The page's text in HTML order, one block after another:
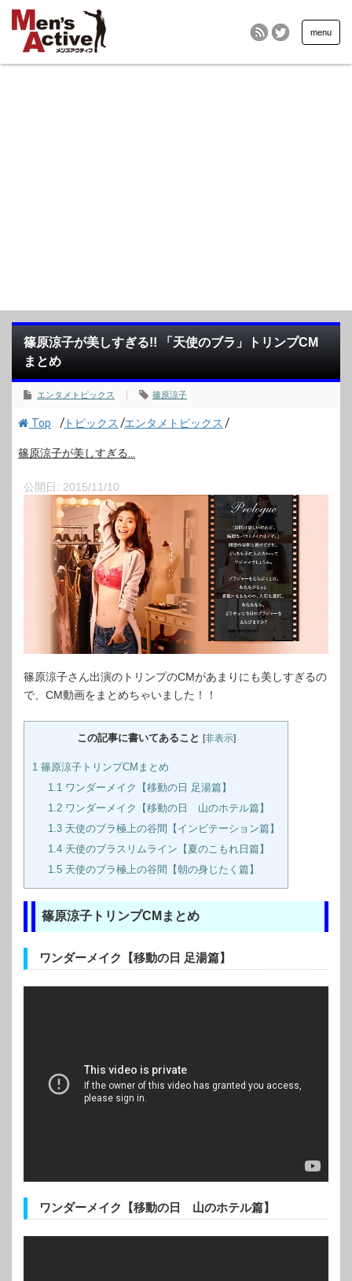
menu
篠原涼子が美しすぎる!! 「天使のブラ」トリンプCM
まとめ
エンタメトピックス 篠原涼子
Top /トピックス /エンタメトピックス /
篠原涼子が美しすぎる...
公開日: 2015/11/10
篠原涼子さん出演のトリンプのCMがあまりにも美しすぎるの
で、CM動画をまとめちゃいました！！
この記事に書いてあること [非表示]
1 篠原涼子トリンプCMまとめ
1.1ワンダーメイク【移動の日 足湯篇】
1.2ワンダーメイク【移動の日 山のホテル篇】
1.3天使のブラ極上の谷間【インビテーション篇】
1.4天使のブラスリムライン【夏のこもれ日篇】
1.5天使のブラ極上の谷間【朝の身じたく篇】
篠原涼子トリンプCMまとめ
ワンダーメイク【移動の日 足湯篇】
ワンダーメイク【移動の日 山のホテル篇】